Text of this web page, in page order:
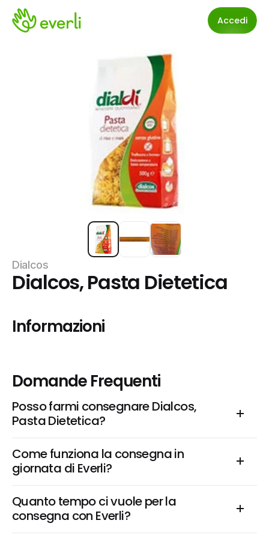
Accedi
Dialcos
Dialcos, Pasta Dietetica
Informazioni
Domande Frequenti
Posso farmi consegnare Dialcos,
Pasta Dietetica?
Come funziona la consegna in
giornata di Everli?
Quanto tempo ci vuole per la
consegna con Everli?